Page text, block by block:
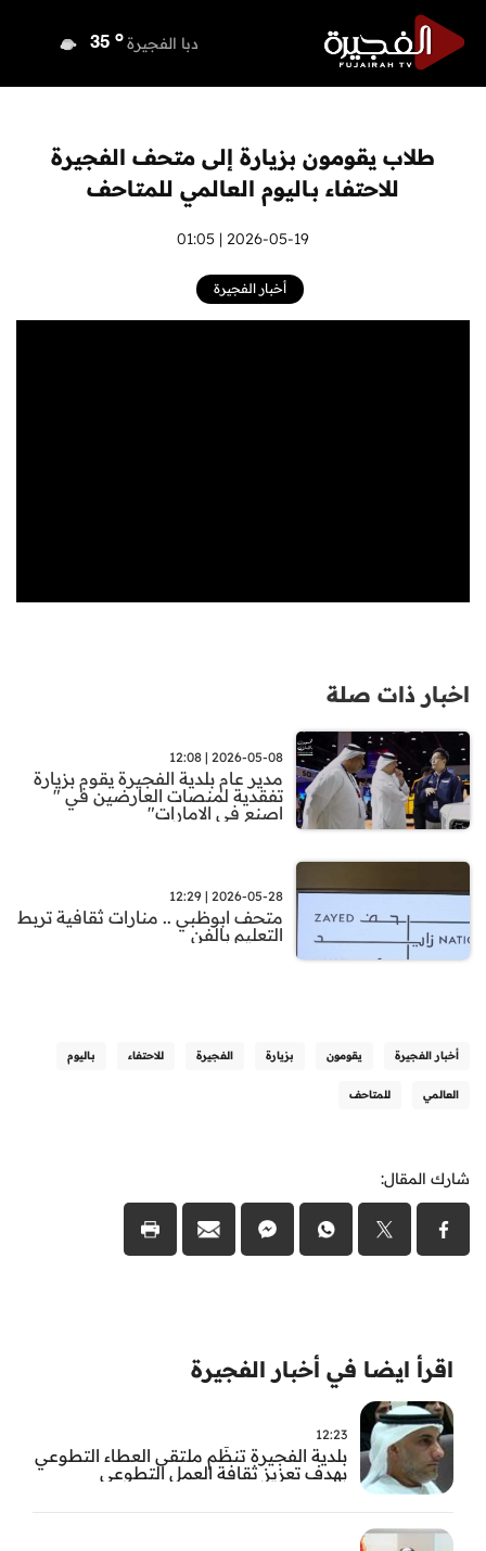
دبا الفجيرة 35 o
o
راس الخيمة o
الفجيرة
طلاب يقومون بزيارة إلى متحف الفجيرة
للاحتفاء بـاليوم العالمي للمتاحف
2026-05-19 | 01:05
أخبار الفجيرة
اخبار ذات صلة
2026-05-08 | 12:08
مدير عام بلدية الفجيرة يقوم بزيارة
تفقدية لمنصات العارضين في "
اصنع في الامارات"
2026-05-28 | 12:29
متحف ابوظبي .. منارات ثقافية تربط
التعليم بالفن
أخبار الفجيرة يقومون بزيارة الفجيرة للاحتفاء بـاليوم
العالمي للمتاحف
شارك المقال:
اقرأ ايضا في أخبار الفجيرة
12:23
بلدية الفجيرة تنظّم ملتقى العطاء التطوعي
بهدف تعزيز ثقافة العمل التطوعي